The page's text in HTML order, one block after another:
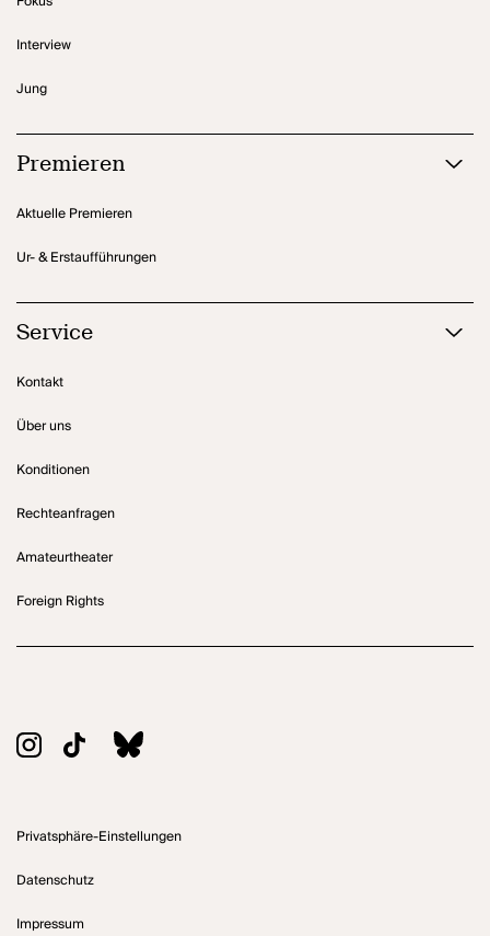
Interview
Jung
Premieren
Aktuelle Premieren
Ur- & Erstaufführungen
Service
Kontakt
Über uns
Konditionen
Rechteanfragen
Amateurtheater
Foreign Rights
Privatsphäre-Einstellungen
Datenschutz
Impressum